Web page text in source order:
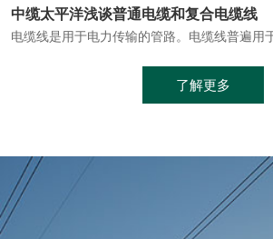
中缆太平洋浅谈普通电缆和复合电缆线
了解更多